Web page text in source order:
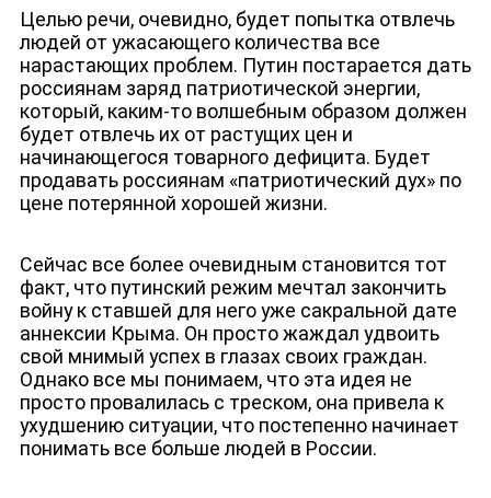
ДЕПУТАТЫ К СЪЕЗДУ
Целью речи, очевидно, будет попытка отвлечь
людей от ужасающего количества все
нарастающих проблем. Путин постарается дать
россиянам заряд патриотической энергии,
который, каким-то волшебным образом должен
будет отвлечь их от растущих цен и
начинающегося товарного дефицита. Будет
продавать россиянам «патриотический дух» по
цене потерянной хорошей жизни.
Сейчас все более очевидным становится тот
факт, что путинский режим мечтал закончить
войну к ставшей для него уже сакральной дате
аннексии Крыма. Он просто жаждал удвоить
свой мнимый успех в глазах своих граждан.
Однако все мы понимаем, что эта идея не
просто провалилась с треском, она привела к
ухудшению ситуации, что постепенно начинает
понимать все больше людей в России.